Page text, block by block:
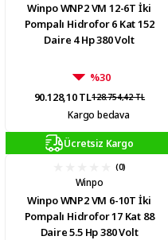
Winpo WNP2 VM 12-6T İki
Pompalı Hidrofor 6 Kat 152
Daire 4 Hp 380 Volt
%30
90.128,10 TL128.754,42 TL
Kargo bedava
Ücretsiz Kargo
(0)
Winpo
Winpo WNP2 VM 6-10T İki
Pompalı Hidrofor 17 Kat 88
Daire 5.5 Hp 380 Volt